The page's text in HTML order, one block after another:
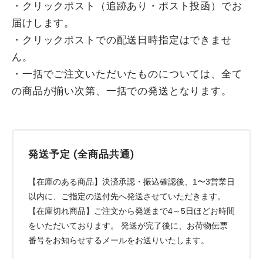
・クリックポスト（追跡あり・ポスト投函）でお
届けします。
・クリックポストでの配送日時指定はできませ
ん。
・一括でご注文いただいたものについては、全て
の商品が揃い次第、一括での発送となります。
発送予定 (全商品共通)
【在庫のある商品】決済承認・振込確認後、1〜3営業日
以内に、ご指定の送付先へ発送させていただきます。
【在庫切れ商品】ご注文から発送まで4～5日ほどお時間
をいただいております。 発送が完了後に、お荷物伝票
番号をお知らせするメールをお送りいたします。